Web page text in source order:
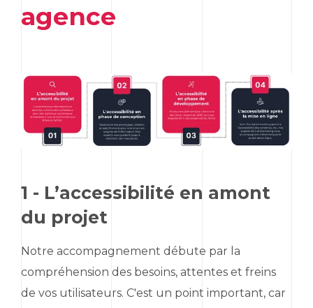
agence
1 - L’accessibilité en amont
du projet
Notre accompagnement débute par la
compréhension des besoins, attentes et freins
de vos utilisateurs. C'est un point important, car